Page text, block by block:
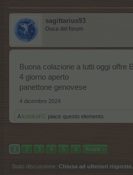
sagittarius93
Duca del forum
Buona colazione a tutti oggi offre
4 giorno aperto
panettone genovese
4 dicembre 2024
A kotokoFC piace questo elemento.
1 2 3 4 5 6 Avanti >
Stato discussione: Chiusa ad ulteriori risposte.